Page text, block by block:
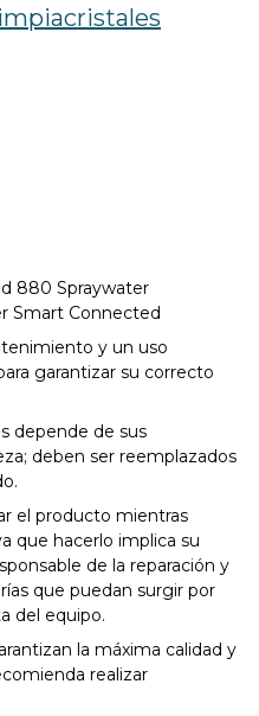
880 Spraywater
Smart Connected
y un uso
garantizar su correcto
depende de sus
deben ser reemplazados
el producto mientras
que hacerlo implica su
de la reparación y
que puedan surgir por
del equipo.
la máxima calidad y
realizar